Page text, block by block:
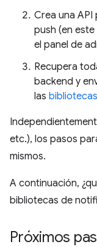
Crea una API
push (en este
el panel de
Recupera
backend y
las
etc.), los pasos
mismos.
A continuación,
bibliotecas de
Próximos